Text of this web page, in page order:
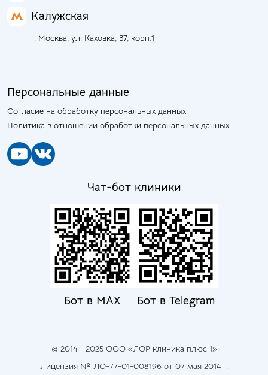
Калужская
г. Москва, ул. Каховка, 37, корп.1
Персональные данные
Согласие на обработку персональных данных
Политика в отношении обработки персональных данных
Чат-бот клиники
Бот в MAX Бот в Telegram
© 2014 - 2025 ООО «ЛОР клиника плюс 1»
Лицензия № ЛО-77-01-008196 от 07 мая 2014 г.